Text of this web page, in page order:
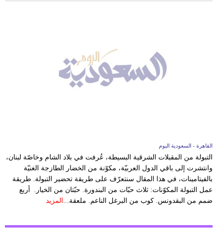
القاهرة - السعودية اليوم
التبولة من المقبلات الشرقية البسيطة، عُرفت في بلاد الشام وخاصّة لبنان،
وانتشرت إلى باقي الدول العربيّة، مكوّنة من الخضار الطازجة الغنيّة
بالفيتامينات، في هذا المقال سنتعرّف على طريقة تحضير التبولة. طريقة
عمل التبولة المكوّنات: ثلاث حبّات من البندورة. حبّتان من الخيار. أربع
ضمم من البقدونس. كوب من البرغل الناعم. ملعقة...
المزيد